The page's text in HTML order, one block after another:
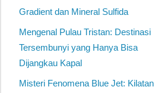
Gradient dan Mineral Sulfida
Mengenal Pulau Tristan: Destinasi
Tersembunyi yang Hanya Bisa
Dijangkau Kapal
Misteri Fenomena Blue Jet: Kilatan